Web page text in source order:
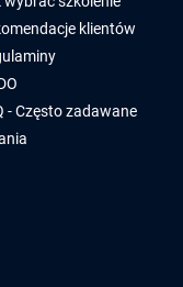
klientów
- Często zadawane